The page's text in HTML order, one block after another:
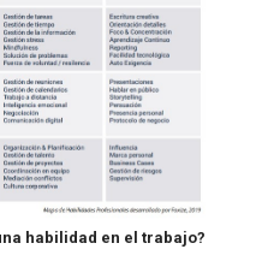
habilidad en el trabajo?